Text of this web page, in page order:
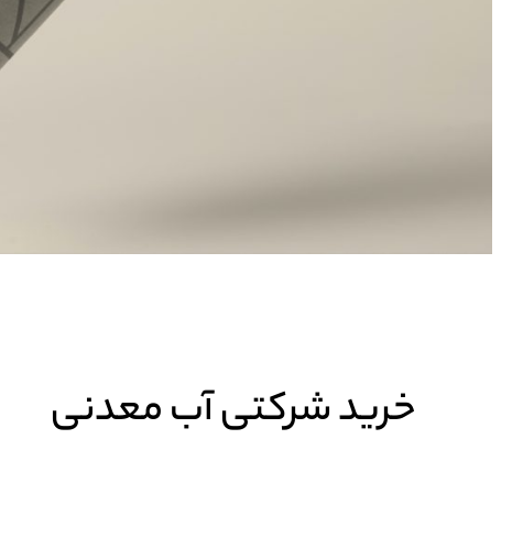
خرید شرکتی آب معدنی